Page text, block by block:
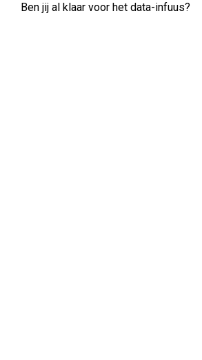
Ben jij al klaar voor het data-infuus?